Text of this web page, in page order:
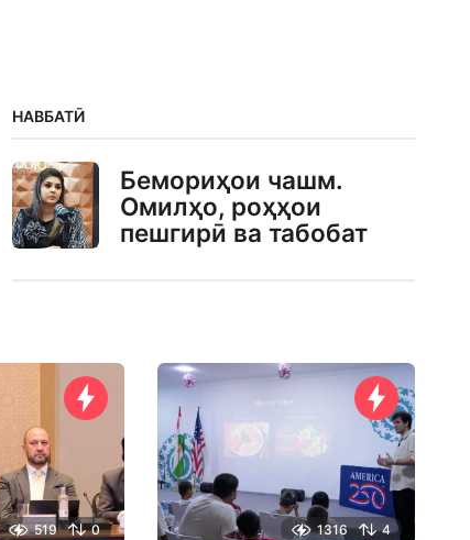
НАВБАТӢ
Бемориҳои чашм.
Омилҳо, роҳҳои
пешгирӣ ва табобат
519 0 1316 4